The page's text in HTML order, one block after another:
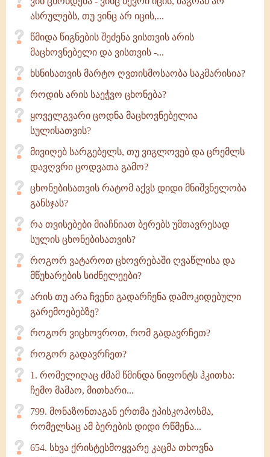
ასრულებს, თუ ვინც არ იცის,...
წმიდა წიგნების შეძენა ვისთვის არის
მაცხოვნებელი და ვისთვის -...
ხსნისათვის მარტო ღვთისმოსაობა საკმარისია?
როდის არის საეჭვო ცხონება?
ყოველგვარი ცოდნა მაცხოვნებელია
სულისათვის?
მივიღებ სარგებელს, თუ ვიგლოვებ და ცრემლს
დავღვრი ცოდვათა გამო?
ცხონებისათვის რატომ აქვს დიდი მნიშვნელობა
განსჯას?
რა თვისებები მიაჩნიათ ბერებს უმთავრესად
სულის ცხონებისათვის?
როგორ ვატაროთ ცხოვრებაში ღვაწლისა და
მწუხარების სიძნელეები?
არის თუ არა ჩვენი გადარჩენა დამოკიდებული
გარემოებებზე?
როგორ ვიცხოვროთ, რომ გადავრჩეთ?
როგორ გადავრჩეთ?
1. რომელიღაც ძმამ წმინდა ნიფონტს ჰკითხა:
ჩემო მამაო, მითხარი...
799. მონაზონთაგან ერთმა ეპისკოპოსმა,
რომელსაც ამ ბერების დიდი რწმენა...
654. სხვა ქრისტესმოყვარე კაცმა თხოვნა